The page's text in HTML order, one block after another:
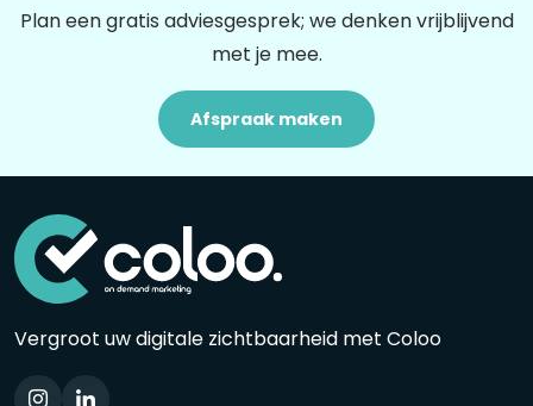
Plan een gratis adviesgesprek; we denken vrijblijvend
met je mee.
Afspraak maken
Vergroot uw digitale zichtbaarheid met Coloo